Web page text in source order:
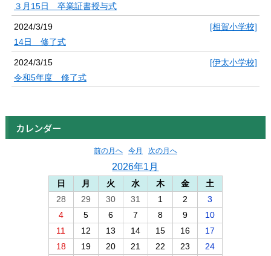
３月15日 卒業証書授与式
2024/3/19
[相賀小学校]
14日 修了式
2024/3/15
[伊太小学校]
令和5年度 修了式
カレンダー
前の月へ 今月 次の月へ
2026年1月
日 月 火 水 木 金
土
28
29 30 31 1 2
3
4
5 6 7 8 9
10
11
12 13 14 15 16
17
18
19 20 21 22 23
24